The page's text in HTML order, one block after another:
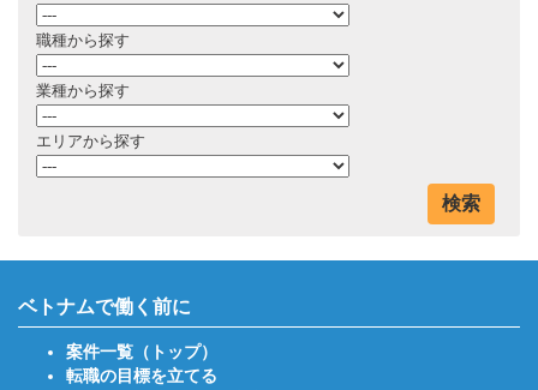
職種から探す
業種から探す
エリアから探す
検索
ベトナムで働く前に
案件一覧（トップ）
転職の目標を立てる